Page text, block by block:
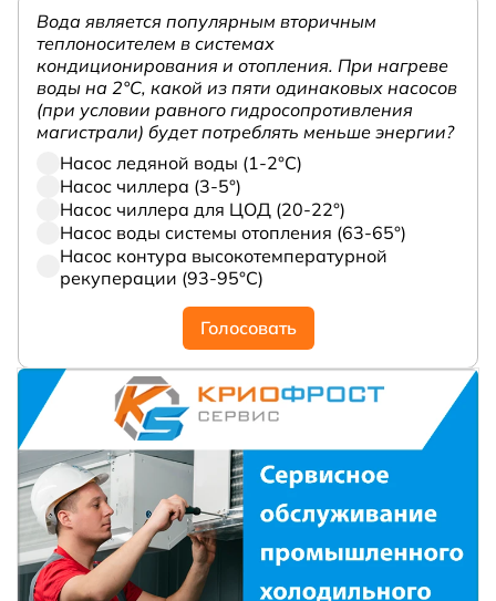
Вода является популярным вторичным
теплоносителем в системах
кондиционирования и отопления. При нагреве
воды на 2°С, какой из пяти одинаковых насосов
(при условии равного гидросопротивления
магистрали) будет потреблять меньше энергии?
Насос ледяной воды (1-2°С)
Насос чиллера (3-5°)
Насос чиллера для ЦОД (20-22°)
Насос воды системы отопления (63-65°)
Насос контура высокотемпературной
рекуперации (93-95°С)
Голосовать